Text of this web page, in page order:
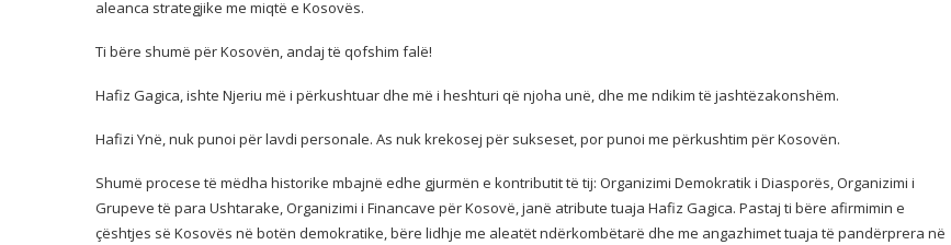
aleanca strategjike me miqtë e Kosovës.
Ti bëre shumë për Kosovën, andaj të qofshim falë!
Hafiz Gagica, ishte Njeriu më i përkushtuar dhe më i heshturi që njoha unë, dhe me ndikim të jashtëzakonshëm.
Hafizi Ynë, nuk punoi për lavdi personale. As nuk krekosej për sukseset, por punoi me përkushtim për Kosovën.
Shumë procese të mëdha historike mbajnë edhe gjurmën e kontributit të tij: Organizimi Demokratik i Diasporës, Organizimi i
Grupeve të para Ushtarake, Organizimi i Financave për Kosovë, janë atribute tuaja Hafiz Gagica. Pastaj ti bëre afirmimin e
çështjes së Kosovës në botën demokratike, bëre lidhje me aleatët ndërkombëtarë dhe me angazhimet tuaja të pandërprera në